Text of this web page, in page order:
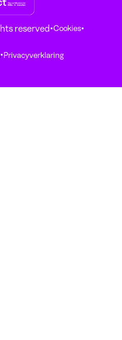
reserved·Cookies·
·Privacyverklaring